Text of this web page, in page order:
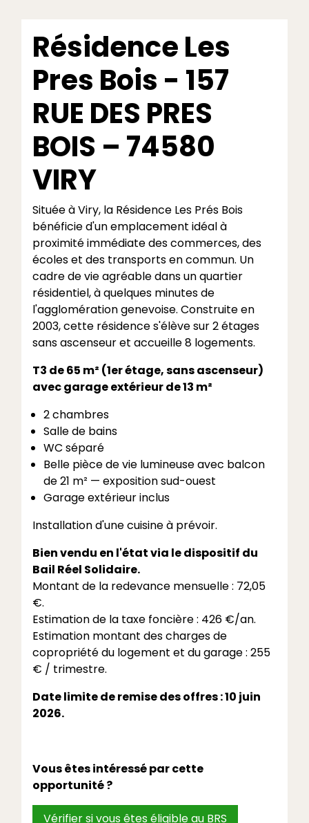
Résidence Les
Pres Bois - 157
RUE DES PRES
BOIS – 74580
VIRY
Située à Viry, la Résidence Les Prés Bois
bénéficie d'un emplacement idéal à
proximité immédiate des commerces, des
écoles et des transports en commun. Un
cadre de vie agréable dans un quartier
résidentiel, à quelques minutes de
l'agglomération genevoise. Construite en
2003, cette résidence s'élève sur 2 étages
sans ascenseur et accueille 8 logements.
T3 de 65 m² (1er étage, sans ascenseur)
avec garage extérieur de 13 m²
2 chambres
Salle de bains
WC séparé
Belle pièce de vie lumineuse avec balcon
de 21 m² — exposition sud-ouest
Garage extérieur inclus
Installation d'une cuisine à prévoir.
Bien vendu en l'état via le dispositif du
Bail Réel Solidaire.
Montant de la redevance mensuelle : 72,05
€.
Estimation de la taxe foncière : 426 €/an.
Estimation montant des charges de
copropriété du logement et du garage : 255
€ / trimestre.
Date limite de remise des offres : 10 juin
2026.
Vous êtes intéressé par cette
opportunité ?
Vérifier si vous êtes éligible au BRS